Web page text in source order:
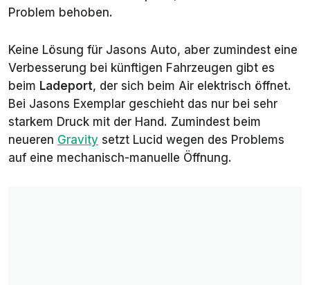
Problem behoben.
Keine Lösung für Jasons Auto, aber zumindest eine
Verbesserung bei künftigen Fahrzeugen gibt es
beim Ladeport, der sich beim Air elektrisch öffnet.
Bei Jasons Exemplar geschieht das nur bei sehr
starkem Druck mit der Hand. Zumindest beim
neueren Gravity setzt Lucid wegen des Problems
auf eine mechanisch-manuelle Öffnung.